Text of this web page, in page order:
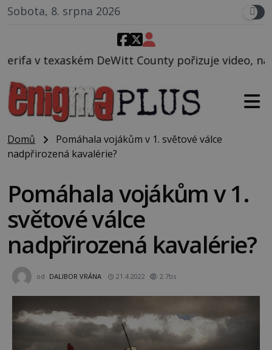
Sobota, 8. srpna 2026
DeWitt County pořizuje video, na kterém před
Domů
Pomáhala vojákům v 1. světové válce
nadpřirozená kavalérie?
Pomáhala vojákům v 1.
světové válce
nadpřirozená kavalérie?
od DALIBOR VRÁNA 21.4.2022 2.7tis